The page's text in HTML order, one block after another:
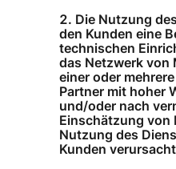
Die Nutzung
den Kunden eine
technischen
das Netzwerk von
einer oder
Partner mit hoher
und/oder nach
Einschätzung von
Nutzung des
Kunden